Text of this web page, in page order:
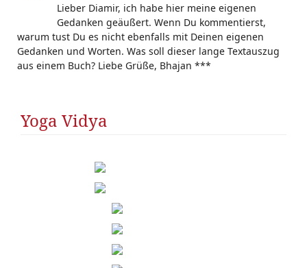
Lieber Diamir, ich habe hier meine eigenen
Gedanken geäußert. Wenn Du kommentierst,
warum tust Du es nicht ebenfalls mit Deinen eigenen
Gedanken und Worten. Was soll dieser lange Textauszug
aus einem Buch? Liebe Grüße, Bhajan ***
Yoga Vidya